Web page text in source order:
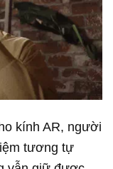
kính AR, người
tương tự